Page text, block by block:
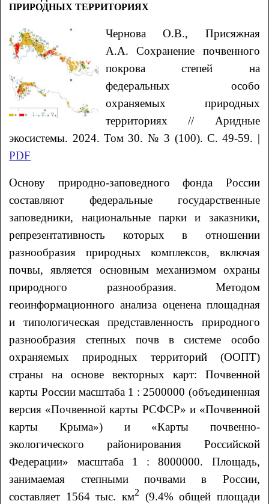
ПРИРОДНЫХ ТЕРРИТОРИЯХ
Чернова О.В., Присяжная
А.А. Сохранение почвенного
покрова степей на
федеральных особо
охраняемых природных
территориях // Аридные
экосистемы. 2024. Том 30. № 3 (100). С. 49-59. |
PDF
Основу природно-заповедного фонда России
составляют федеральные государственные
заповедники, национальные парки и заказники,
репрезентативность которых в отношении
разнообразия природных комплексов, включая
почвы, является основным механизмом охраны
природного разнообразия. Методом
геоинформационного анализа оценена площадная
и типологическая представленность природного
разнообразия степных почв в системе особо
охраняемых природных территорий (ООПТ)
страны на основе векторных карт: Почвенной
карты России масштаба 1 : 2500000 (объединенная
версия «Почвенной карты РСФСР» и «Почвенной
карты Крыма») и «Карты почвенно-
экологического районирования Российской
Федерации» масштаба 1 : 8000000. Площадь,
занимаемая степными почвами в России,
составляет 1564 тыс. км2
(9.4% общей площади